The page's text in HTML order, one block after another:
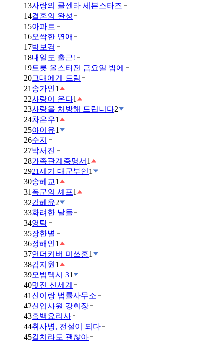
13사랑의 콜센타 세븐스타즈
14결혼의 완성
15아파트
16오싹한 연애
17박보검
18내일도 출근!
19트롯 올스타전 금요일 밤에
20그대에게 드림
21 송가인1
22사랑이 온다1
23사랑을 처방해 드립니다2
24차은우1
25아이유1
26수지
27박서진
28가족관계증명서 1
2921세기 대군부인1
30송혜교1
31 폭군의 셰프1
32김혜윤2
33화려한 날들
34영탁
35장한별
36정해인1
37언더커버 미쓰홍1
38김지원 1
39모범택시 31
40멋진 신세계
41 신이랑 법률사무소
42신입사원 강회장
43흑백요리사
44취사병, 전설이 되다
45길치라도 괜찮아